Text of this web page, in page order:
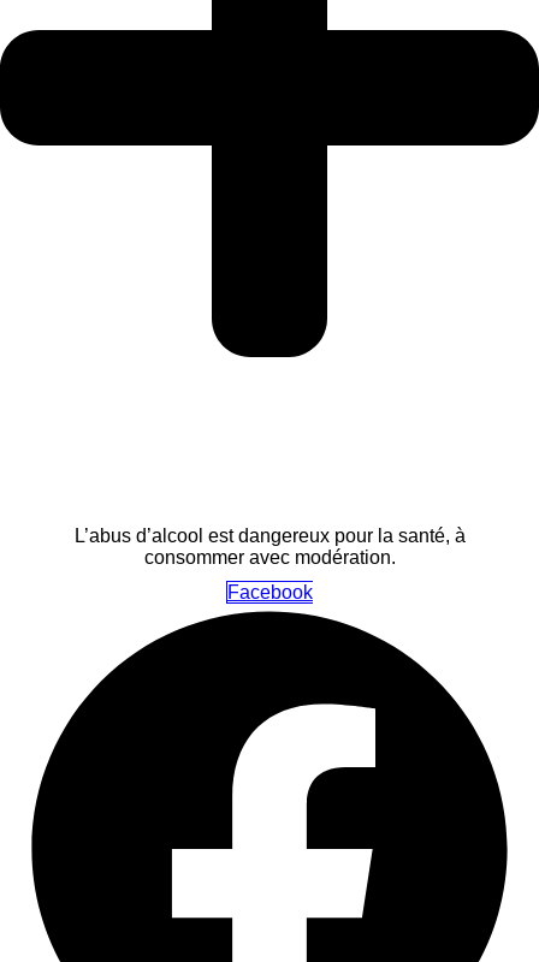
L’abus d’alcool est dangereux pour la santé, à
consommer avec modération.
Facebook